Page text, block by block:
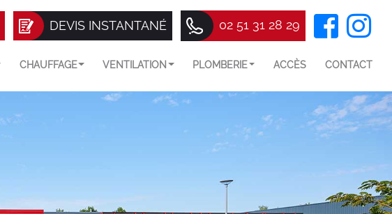
DEVIS INSTANTANÉ 02 51 31 28 29
CHAUFFAGE VENTILATION PLOMBERIE ACCÈS CONTACT